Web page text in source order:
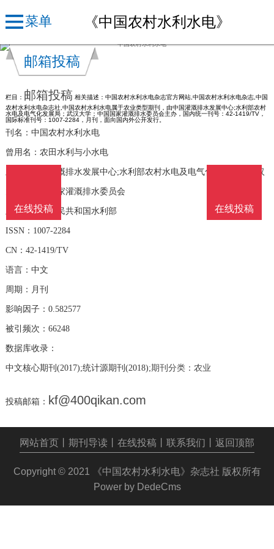
菜单 《中国农村水利水电》
邮箱投稿
栏目： 邮箱投稿 相关描述：中国农村水利水电杂志官方网站,中国农村水利水电杂志,中国
农村水利水电杂志社,中国农村水利水电属于农业类型期刊，由中国灌溉排水发展中心;水利部农村
水电及电气化发展局；武汉大学；中国国家灌溉排水委员会主办，国内统一刊号：42-1419/TV，
国际标准刊号：1007-2284，月刊，面向国内外公开发行。
刊名：中国农村水利水电
曾用名：农田水利与小水电
主办：中国灌溉排水发展中心;水利部农村水电及电气化发展局；武汉
大学；中国国家灌溉排水委员会
主管：中华人民共和国水利部
ISSN：1007-2284
CN：42-1419/TV
语言：中文
周期：月刊
影响因子：0.582577
被引频次：66248
数据库收录：
中文核心期刊(2017);统计源期刊(2018);期刊分类：农业
投稿邮箱： kf@400qikan.com
网站首页 期刊导读 在线投稿 联系我们 返回顶部
Copyright © 2021 《中国农村水利水电》杂志社 版权所有
Power by DedeCms
在线投稿
在线投稿